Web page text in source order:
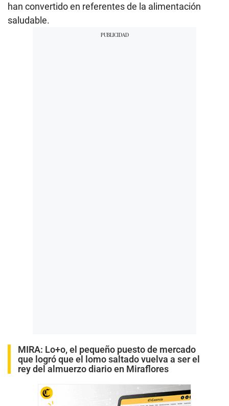
han convertido en referentes de la alimentación
saludable.
MIRA: Lo+o, el pequeño puesto de mercado
que logró que el lomo saltado vuelva a ser el
rey del almuerzo diario en Miraflores